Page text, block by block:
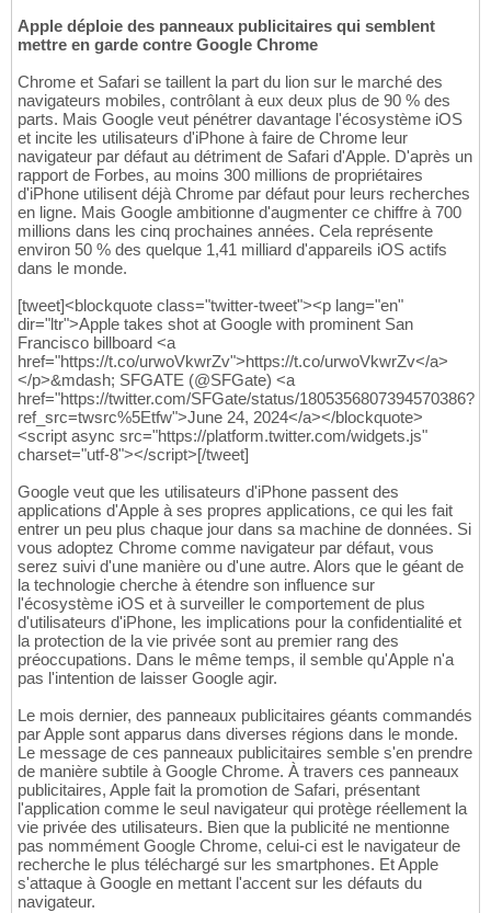
Apple déploie des panneaux publicitaires qui semblent
mettre en garde contre Google Chrome
Chrome et Safari se taillent la part du lion sur le marché des
navigateurs mobiles, contrôlant à eux deux plus de 90 % des
parts. Mais Google veut pénétrer davantage l'écosystème iOS
et incite les utilisateurs d'iPhone à faire de Chrome leur
navigateur par défaut au détriment de Safari d'Apple. D'après un
rapport de Forbes, au moins 300 millions de propriétaires
d'iPhone utilisent déjà Chrome par défaut pour leurs recherches
en ligne. Mais Google ambitionne d'augmenter ce chiffre à 700
millions dans les cinq prochaines années. Cela représente
environ 50 % des quelque 1,41 milliard d'appareils iOS actifs
dans le monde.
[tweet]<blockquote class="twitter-tweet"><p lang="en"
dir="ltr">Apple takes shot at Google with prominent San
Francisco billboard <a
href="https://t.co/urwoVkwrZv">https://t.co/urwoVkwrZv</a>
</p>&mdash; SFGATE (@SFGate) <a
href="https://twitter.com/SFGate/status/1805356807394570386?
ref_src=twsrc%5Etfw">June 24, 2024</a></blockquote>
<script async src="https://platform.twitter.com/widgets.js"
charset="utf-8"></script>[/tweet]
Google veut que les utilisateurs d'iPhone passent des
applications d'Apple à ses propres applications, ce qui les fait
entrer un peu plus chaque jour dans sa machine de données. Si
vous adoptez Chrome comme navigateur par défaut, vous
serez suivi d'une manière ou d'une autre. Alors que le géant de
la technologie cherche à étendre son influence sur
l'écosystème iOS et à surveiller le comportement de plus
d'utilisateurs d'iPhone, les implications pour la confidentialité et
la protection de la vie privée sont au premier rang des
préoccupations. Dans le même temps, il semble qu'Apple n'a
pas l'intention de laisser Google agir.
Le mois dernier, des panneaux publicitaires géants commandés
par Apple sont apparus dans diverses régions dans le monde.
Le message de ces panneaux publicitaires semble s'en prendre
de manière subtile à Google Chrome. À travers ces panneaux
publicitaires, Apple fait la promotion de Safari, présentant
l'application comme le seul navigateur qui protège réellement la
vie privée des utilisateurs. Bien que la publicité ne mentionne
pas nommément Google Chrome, celui-ci est le navigateur de
recherche le plus téléchargé sur les smartphones. Et Apple
s'attaque à Google en mettant l'accent sur les défauts du
navigateur.